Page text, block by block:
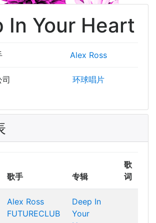
In Your Heart
Alex Ross
司 环球唱片
歌手 专辑
歌
词
Alex Ross
FUTURECLUB
Deep In
Your